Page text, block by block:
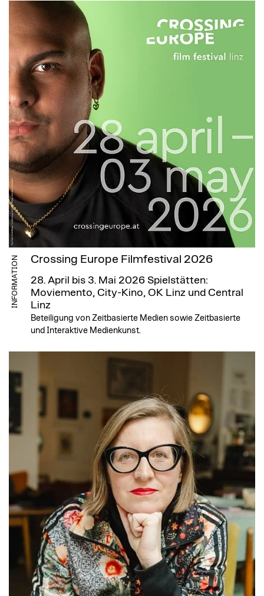
INFORMATION Crossing Europe Filmfestival 2026
28. April bis 3. Mai 2026 Spielstätten:
Moviemento, City-Kino, OK Linz und Central
Linz
Beteiligung von Zeitbasierte Medien sowie Zeitbasierte
und Interaktive Medienkunst.